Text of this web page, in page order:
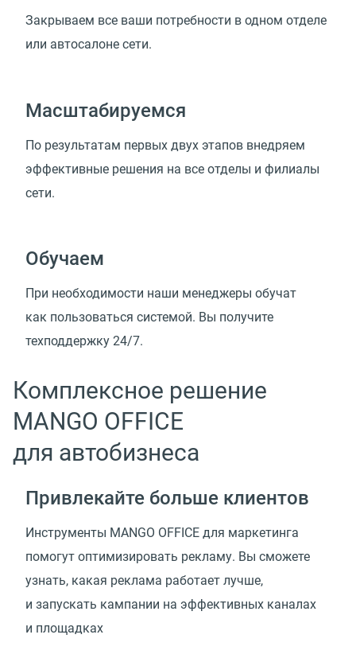
Закрываем все ваши потребности в одном отделе
или автосалоне сети.
Масштабируемся
По результатам первых двух этапов внедряем
эффективные решения на все отделы и филиалы
сети.
Обучаем
При необходимости наши менеджеры обучат
как пользоваться системой. Вы получите
техподдержку 24/7.
Комплексное решение
MANGO OFFICE
для автобизнеса
Привлекайте больше клиентов
Инструменты MANGO OFFICE для маркетинга
помогут оптимизировать рекламу. Вы сможете
узнать, какая реклама работает лучше,
и запускать кампании на эффективных каналах
и площадках